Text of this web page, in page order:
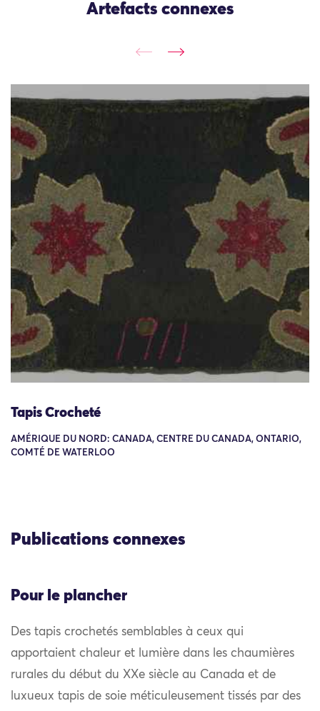
Artefacts connexes
Tapis Crocheté
AMÉRIQUE DU NORD: CANADA, CENTRE DU CANADA, ONTARIO,
COMTÉ DE WATERLOO
Publications connexes
Pour le plancher
Des tapis crochetés semblables à ceux qui
apportaient chaleur et lumière dans les chaumières
rurales du début du XXe siècle au Canada et de
luxueux tapis de soie méticuleusement tissés par des